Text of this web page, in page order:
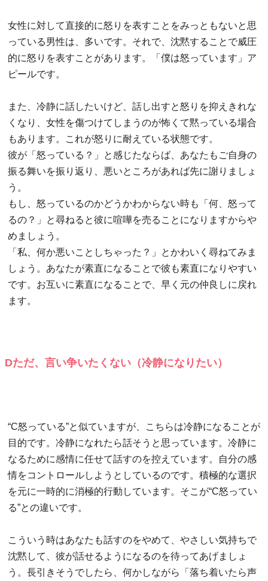
女性に対して直接的に怒りを表すことをみっともないと思
っている男性は、多いです。それで、沈黙することで威圧
的に怒りを表すことがあります。「僕は怒っています」ア
ピールです。
また、冷静に話したいけど、話し出すと怒りを抑えきれな
くなり、女性を傷つけてしまうのが怖くて黙っている場合
もあります。これが怒りに耐えている状態です。
彼が「怒っている？」と感じたならば、あなたもご自身の
振る舞いを振り返り、悪いところがあれば先に謝りましょ
う。
もし、怒っているのかどうかわからない時も「何、怒って
るの？」と尋ねると彼に喧嘩を売ることになりますからや
めましょう。
「私、何か悪いことしちゃった？」とかわいく尋ねてみま
しょう。あなたが素直になることで彼も素直になりやすい
です。お互いに素直になることで、早く元の仲良しに戻れ
ます。
Dただ、言い争いたくない（冷静になりたい）
“C怒っている”と似ていますが、こちらは冷静になることが
目的です。冷静になれたら話そうと思っています。冷静に
なるために感情に任せて話すのを控えています。自分の感
情をコントロールしようとしているのです。積極的な選択
を元に一時的に消極的行動しています。そこが“C怒ってい
る”との違いです。
こういう時はあなたも話すのをやめて、やさしい気持ちで
沈黙して、彼が話せるようになるのを待ってあげましょ
う。長引きそうでしたら、何かしながら「落ち着いたら声